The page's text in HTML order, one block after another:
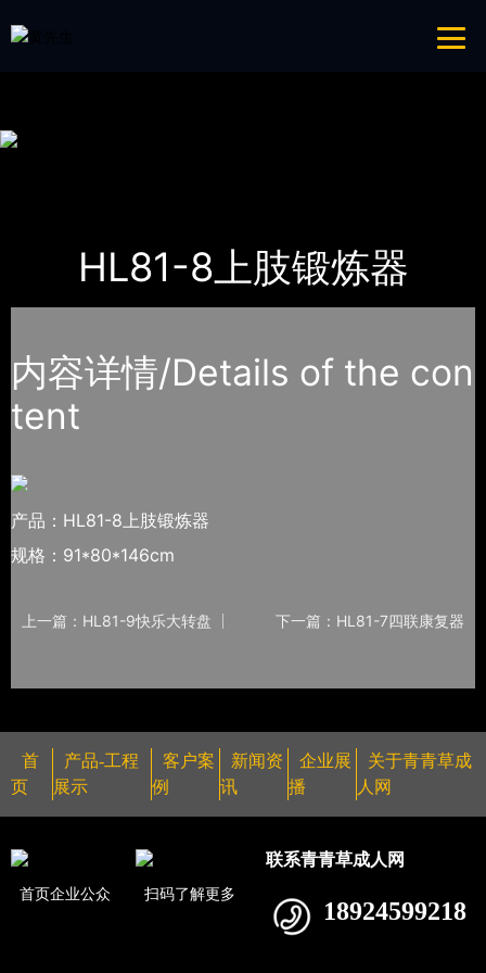
导航
网站地图
HL81-8上肢锻炼器
内容详情/Details of the con
tent
产品：HL81-8上肢锻炼器
规格：91*80*146cm
上一篇：HL81-9快乐大转盘 下一篇：HL81-7四联康复器
首
页
产品-工程
展示
客户案
例
新闻资
讯
企业展
播
关于青青草成
人网
首页企业公众 扫码了解更多
联系青青草成人网
18924599218